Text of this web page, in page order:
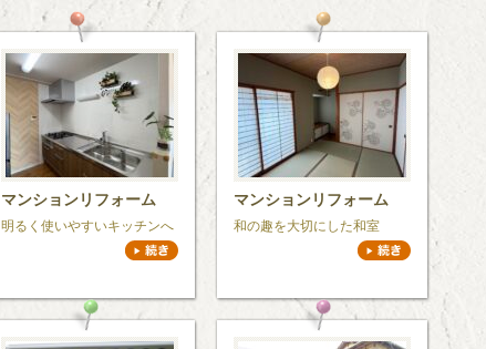
マンションリフォーム
明るく使いやすいキッチンへ
マンションリフォーム
和の趣を大切にした和室